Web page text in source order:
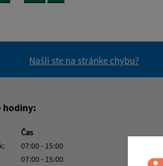
Našli ste na stránke chybu?
hodiny:
Čas
07:00 - 15:00
07:00 - 15:00